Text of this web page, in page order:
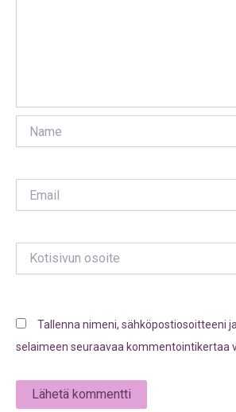
osoite
Tallenna nimeni, sähköpostiosoitteeni
selaimeen seuraavaa kommentointikertaa